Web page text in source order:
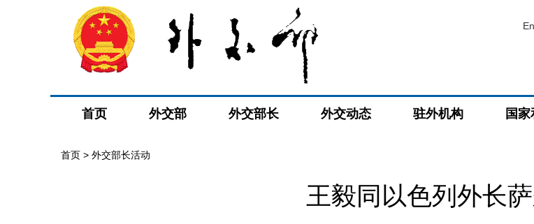
首页 外交部 外交部长 外交动态 驻外机构 国
首页 > 外交部长活动
王毅同以色列外长